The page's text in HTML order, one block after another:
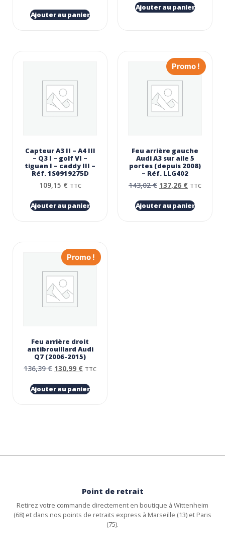
Ajouter au panier
Ajouter au panier
Capteur A3 II – A4 III
– Q3 I – golf VI –
tiguan I – caddy III –
Réf. 1S0919275D
109,15 € TTC
Ajouter au panier
Promo !
Feu arrière gauche
Audi A3 sur aile 5
portes (depuis 2008)
– Réf. LLG402
143,02€ 137,26 € TTC
Ajouter au panier
Promo !
Feu arrière droit
antibrouillard Audi
Q7 (2006-2015)
136,39€ 130,99 € TTC
Ajouter au panier
Point de retrait
Retirez votre commande directement en boutique à Wittenheim
(68) et dans nos points de retraits express à Marseille (13) et Paris
(75).